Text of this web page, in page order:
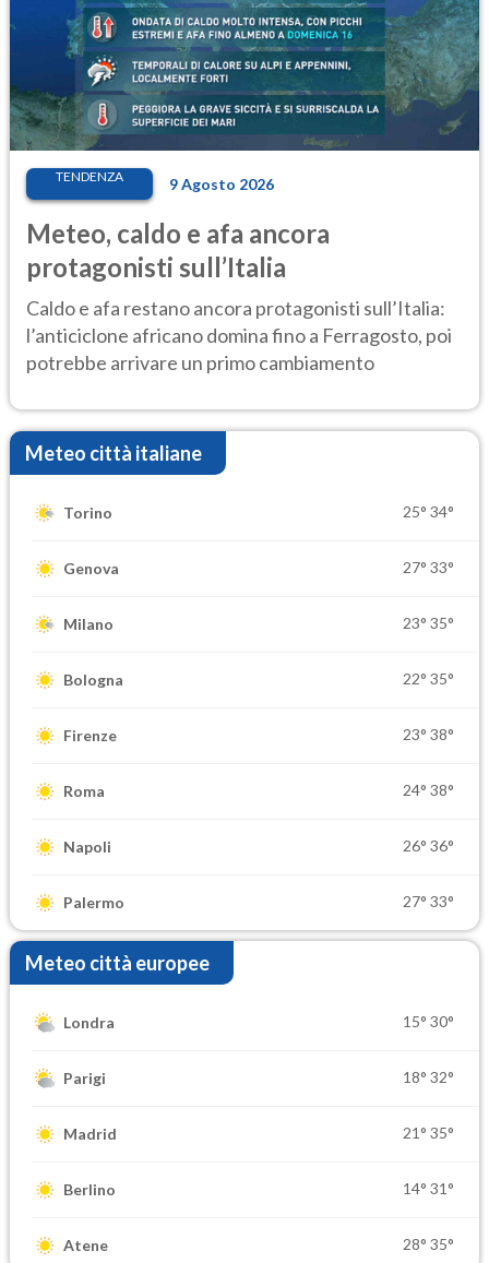
TENDENZA 9 Agosto 2026
Meteo, caldo e afa ancora
protagonisti sull’Italia
Caldo e afa restano ancora protagonisti sull’Italia:
l’anticiclone africano domina fino a Ferragosto, poi
potrebbe arrivare un primo cambiamento
Meteo città italiane
Torino 25° 34°
Genova 27° 33°
Milano 23° 35°
Bologna 22° 35°
Firenze 23° 38°
Roma 24° 38°
Napoli 26° 36°
Palermo 27° 33°
Meteo città europee
Londra 15° 30°
Parigi 18° 32°
Madrid 21° 35°
Berlino 14° 31°
Atene 28° 35°